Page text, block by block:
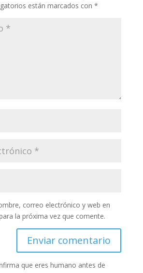
están marcados con *
correo electrónico y web en
la próxima vez que comente.
que eres humano antes de